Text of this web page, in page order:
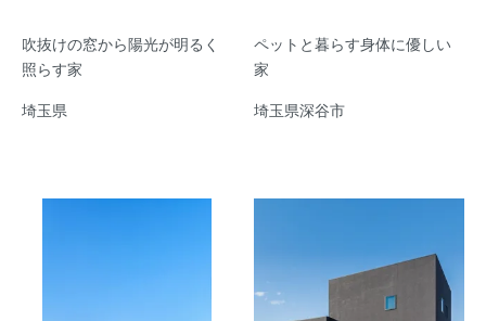
吹抜けの窓から陽光が明るく
照らす家
埼玉県
ペットと暮らす身体に優しい
家
埼玉県深谷市